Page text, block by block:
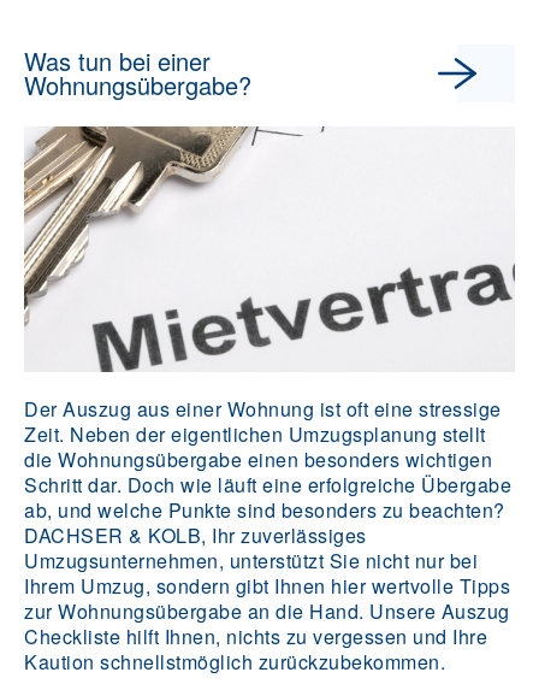
Was tun bei einer
Wohnungsübergabe?
Der Auszug aus einer Wohnung ist oft eine stressige
Zeit. Neben der eigentlichen Umzugsplanung stellt
die Wohnungsübergabe einen besonders wichtigen
Schritt dar. Doch wie läuft eine erfolgreiche Übergabe
ab, und welche Punkte sind besonders zu beachten?
DACHSER & KOLB, Ihr zuverlässiges
Umzugsunternehmen, unterstützt Sie nicht nur bei
Ihrem Umzug, sondern gibt Ihnen hier wertvolle Tipps
zur Wohnungsübergabe an die Hand. Unsere Auszug
Checkliste hilft Ihnen, nichts zu vergessen und Ihre
Kaution schnellstmöglich zurückzubekommen.